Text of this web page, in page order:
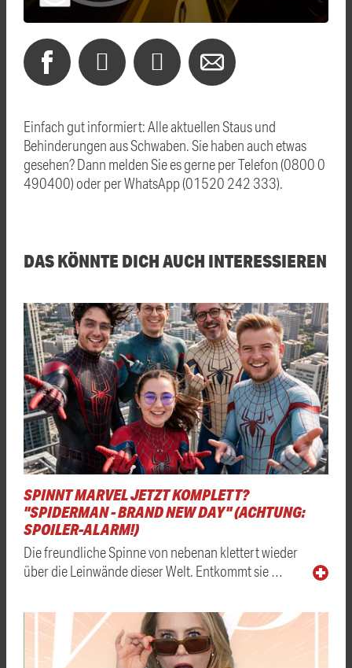
Einfach gut informiert: Alle aktuellen Staus und
Behinderungen aus Schwaben. Sie haben auch etwas
gesehen? Dann melden Sie es gerne per Telefon (0800 0
490400) oder per WhatsApp (01520 242 333).
DAS KÖNNTE DICH AUCH INTERESSIEREN
SPINNT MARVEL JETZT KOMPLETT?
"SPIDERMAN - BRAND NEW DAY" (ACHTUNG:
SPOILER-ALARM!)
Die freundliche Spinne von nebenan klettert wieder
über die Leinwände dieser Welt. Entkommt sie …